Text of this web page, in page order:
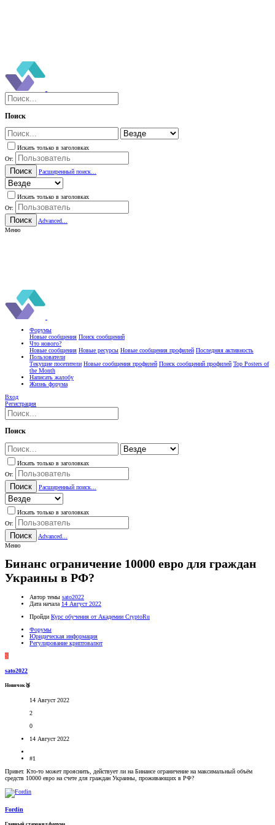
Поиск
Искать только в заголовках
От:
Поиск Расширенный поиск...
Искать только в заголовках
От:
Поиск
Advanced...
Меню
Форумы
Новые сообщения Поиск сообщений
Что нового?
Новые сообщения Новые ресурсы Новые сообщения профилей Последняя активность
Пользователи
Текущие посетители Новые сообщения профилей Поиск сообщений профилей Top Posters of
the Month
Написать жалобу
Жизнь форума
Вход
Регистрация
Поиск
Искать только в заголовках
От:
Поиск Расширенный поиск...
Искать только в заголовках
От:
Поиск
Advanced...
Меню
Бинанс ограничение 10000 евро для граждан
Украины в РФ?
Автор темы sato2022
Дата начала 14 Август 2022
Пройди Курс обучения от Академии CryptoRu
Форумы
Юридическая информация
Регулирование криптовалют
S
sato2022
Новичок🥉
14 Август 2022
2
0
14 Август 2022
#1
Привет. Кто-то может прояснить, действует ли на Бинансе ограничение на максимальный объём
средств 10000 евро на счете для граждан Украины, проживающих в РФ?
Fordin